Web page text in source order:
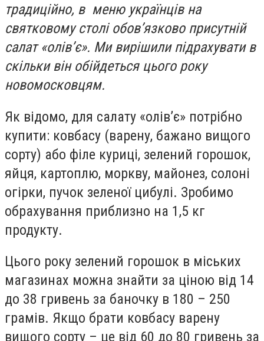
традиційно, в меню українців на
святковому столі обов’язково присутній
салат «олів’є». Ми вирішили підрахувати в
скільки він обійдеться цього року
новомосковцям.
Як відомо, для салату «олів’є» потрібно
купити: ковбасу (варену, бажано вищого
сорту) або філе куриці, зелений горошок,
яйця, картоплю, моркву, майонез, солоні
огірки, пучок зеленої цибулі. Зробимо
обрахування приблизно на 1,5 кг
продукту.
Цього року зелений горошок в міських
магазинах можна знайти за ціною від 14
до 38 гривень за баночку в 180 – 250
грамів. Якщо брати ковбасу варену
вищого сорту – це від 60 до 80 гривень за